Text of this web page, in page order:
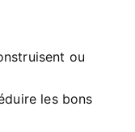
ou
les bons